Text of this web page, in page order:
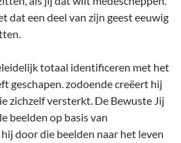
dat een deel van zijn geest eeuwig
totaal identificeren met het
geschapen. zodoende creëert hij
zichzelf versterkt. De Bewuste Jij
beelden op basis van
door die beelden naar het leven